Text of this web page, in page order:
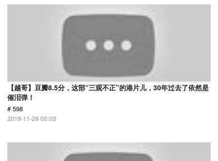
【越哥】豆瓣8.5分，这部“三观不正”的港片儿，30年过去了依然是
催泪弹！
# 598
2018-11-29 03:03